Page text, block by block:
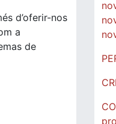
d’oferir-nos
a
de